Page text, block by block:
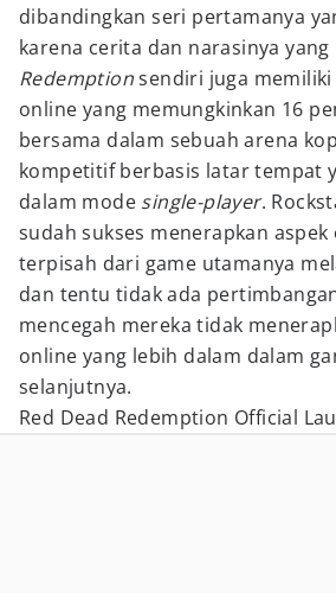
dibandingkan seri pertamanya
karena cerita dan narasinya yang
Redemptionsendiri juga
online yang memungkinkan 16
bersama dalam sebuah arena
kompetitif berbasis latar tempat
dalam mode single-player.
sudah sukses menerapkan aspek
terpisah dari game utamanya
dan tentu tidak ada
mencegah mereka tidak
online yang lebih dalam dalam
selanjutnya.
Red Dead Redemption Official